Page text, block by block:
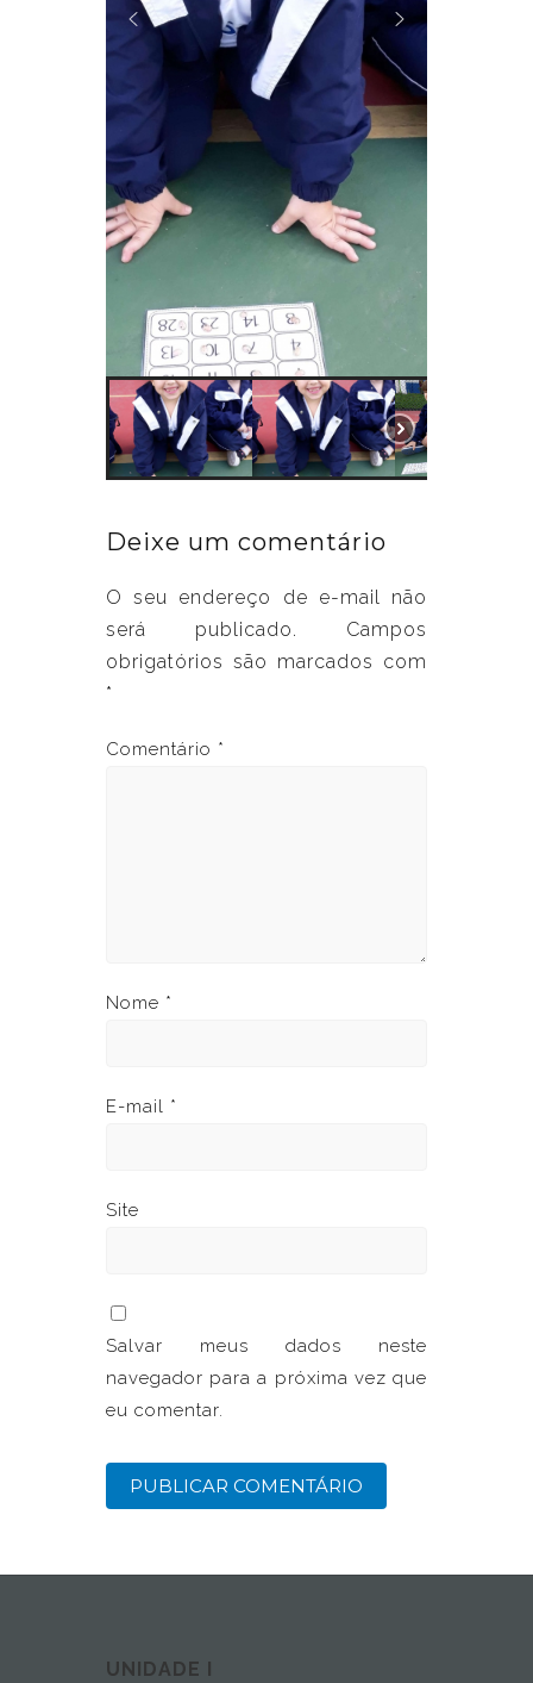
Deixe um comentário
O seu endereço de e-mail não
será publicado.
Campos
obrigatórios são marcados com
*
Comentário *
Nome *
E-mail *
Site
Salvar meus dados neste
navegador para a próxima vez que
eu comentar.
UNIDADE I